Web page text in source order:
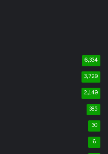
6,334
3,729
2,149
385
30
6